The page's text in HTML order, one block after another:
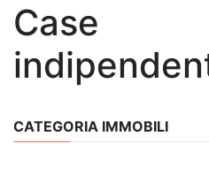
Case
CATEGORIA IMMOBILI